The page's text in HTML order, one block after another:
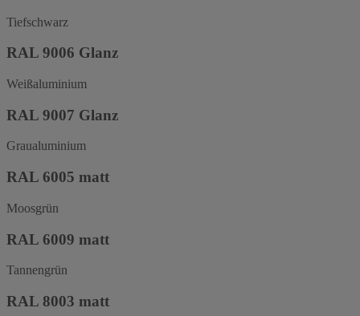
Tiefschwarz
RAL 9006 Glanz
Weißaluminium
RAL 9007 Glanz
Graualuminium
RAL 6005 matt
Moosgrün
RAL 6009 matt
Tannengrün
RAL 8003 matt